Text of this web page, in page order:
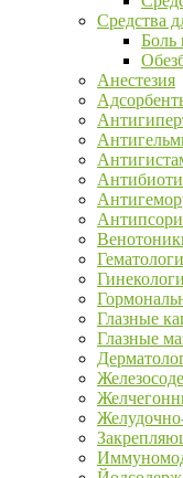
Средства
Боль
Анестезия
Глазные
Глазные